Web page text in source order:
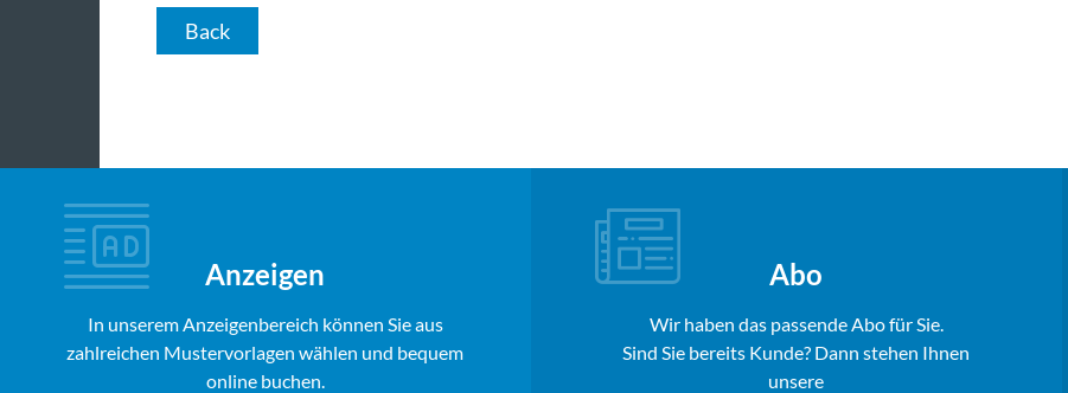
Back
Anzeigen
In unserem Anzeigenbereich können Sie aus
zahlreichen Mustervorlagen wählen und bequem
online buchen.
Abo
Wir haben das passende Abo für Sie.
Sind Sie bereits Kunde? Dann stehen Ihnen
unsere